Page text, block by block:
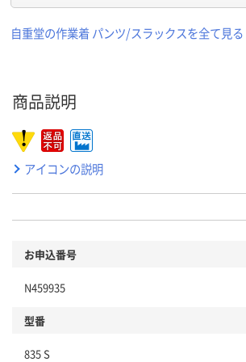
自重堂の作業着 パンツ/スラックスを全て見る
商品説明
アイコンの説明
お申込番号
N459935
型番
835 S